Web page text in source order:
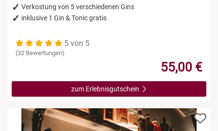
Verkostung von 5 verschiedenen Gins
inklusive 1 Gin & Tonic gratis
5 von 5
(32 Bewertungen)
55,00 €
zum Erlebnisgutschein